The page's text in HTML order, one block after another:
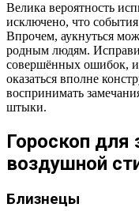
Велика вероятность
исключено, что
Впрочем, аукнуться
родным людям.
совершённых ошибок,
оказаться вполне
воспринимать
штыки.
Гороскоп для
воздушной
Близнецы